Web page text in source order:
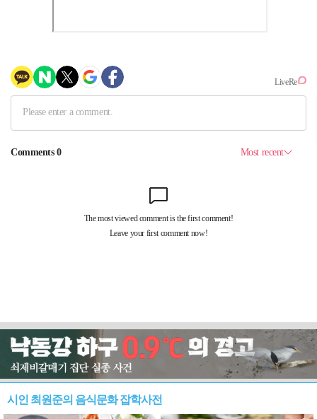
시인 최원준의 음식문화 잡학사전